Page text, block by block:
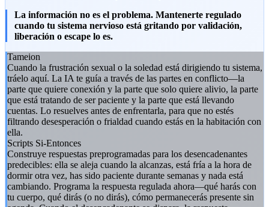
La información no es el problema. Mantenerte regulado
cuando tu sistema nervioso está gritando por validación,
liberación o escape lo es.
Tameion
Cuando la frustración sexual o la soledad está dirigiendo tu sistema,
tráelo aquí. La IA te guía a través de las partes en conflicto—la
parte que quiere conexión y la parte que solo quiere alivio, la parte
que está tratando de ser paciente y la parte que está llevando
cuentas. Lo resuelves antes de enfrentarla, para que no estés
filtrando desesperación o frialdad cuando estás en la habitación con
ella.
Scripts Si-Entonces
Construye respuestas preprogramadas para los desencadenantes
predecibles: ella se aleja cuando la alcanzas, está fría a la hora de
dormir otra vez, has sido paciente durante semanas y nada está
cambiando. Programa la respuesta regulada ahora—qué harás con
tu cuerpo, qué dirás (o no dirás), cómo permanecerás presente sin